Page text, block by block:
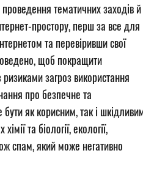
тематичних заходів й
простору, перш за все для
та перевіривши свої
щоб покращити
ризиками загроз використання
про безпечне та
як корисним, так і
та біології, екології,
спам, який може негативно